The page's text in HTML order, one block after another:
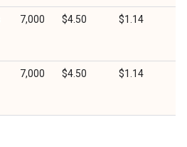
7,000 $4.50 $1.14
7,000 $4.50 $1.14